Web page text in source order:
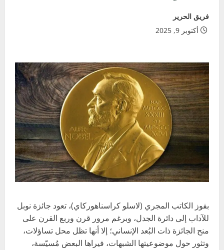
فريق الحرير
أكتوبر 9, 2025
بفوز الكاتب المجري (لاسلو كراسناهوركاي)، تعود جائزة نوبل
للآداب إلى دائرة الجدل، وبرغم مرور قرن وربع القرن على
منح الجائزة ذات البُعد الإنساني؛ إلا أنها تظل محل تساؤلات،
وتثور حول موضوعيتها الشبهات، فيراها البعض مُسيّسة،